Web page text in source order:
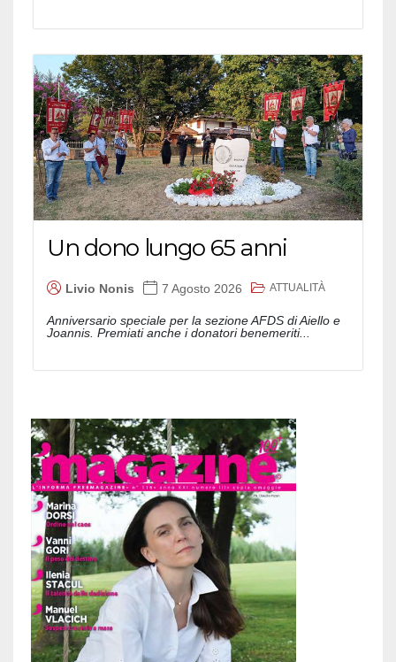
Un dono lungo 65 anni
Livio Nonis 7 Agosto 2026 ATTUALITÀ
Anniversario speciale per la sezione AFDS di Aiello e
Joannis. Premiati anche i donatori benemeriti...